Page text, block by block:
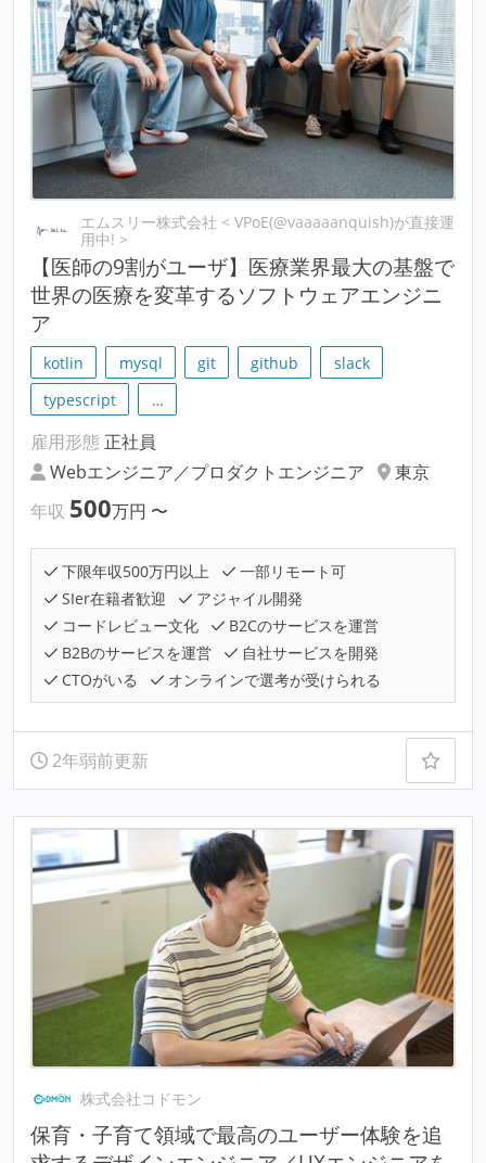
エムスリー株式会社 < VPoE(@vaaaaanquish)が直接運
用中! >
【医師の9割がユーザ】医療業界最大の基盤で
世界の医療を変革するソフトウェアエンジニ
ア
kotlin mysql git github
slack
typescript
…
雇用形態 正社員
Webエンジニア／プロダクトエンジニア
東京
年収 500万円 〜
下限年収500万円以上
一部リモート可
SIer在籍者歓迎
アジャイル開発
コードレビュー文化
B2Cのサービスを運営
B2Bのサービスを運営
自社サービスを開発
CTOがいる
オンラインで選考が受けられる
2年弱前更新
株式会社コドモン
保育・子育て領域で最高のユーザー体験を追